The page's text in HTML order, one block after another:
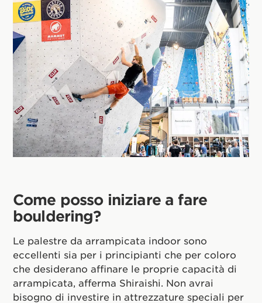
Come posso iniziare a fare
bouldering?
Le palestre da arrampicata indoor sono
eccellenti sia per i principianti che per coloro
che desiderano affinare le proprie capacità di
arrampicata, afferma Shiraishi. Non avrai
bisogno di investire in attrezzature speciali per